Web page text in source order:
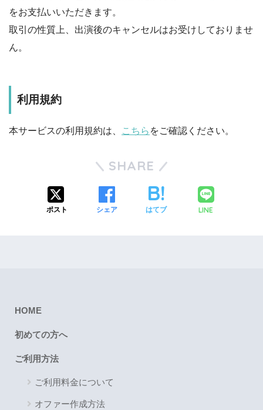
をお支払いいただきます。
取引の性質上、出演後のキャンセルはお受けしておりませ
ん。
利用規約
本サービスの利用規約は、 こちら をご確認ください。
SHARE
ポスト シェア はてブ LINE
HOME
初めての方へ
ご利用方法
ご利用料金について
オファー作成方法